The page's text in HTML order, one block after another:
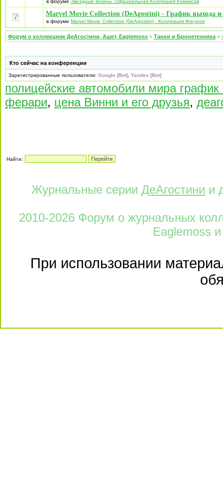
в форуме Звёздные Войны. Официальная Коллекция Комиксов
Marvel Movie Collection (DeAgostini) - График выхода и
в форуме Marvel Movie Collection (DeAgostini) - Коллекция Фигурок
Форум о коллекциях ДеАгостини, Ашет, Eaglemoss » Танки и Бронетехника »
Кто сейчас на конференции
Зарегистрированные пользователи: Google [Bot] Yandex [Bot]
полицейские автомобили мира
ферари, цена Винни и его друзья,
Найти:
Журнальные серии ДеАгостини и
2010-2026 Форум о журнальных
Eaglemoss и
При использовании